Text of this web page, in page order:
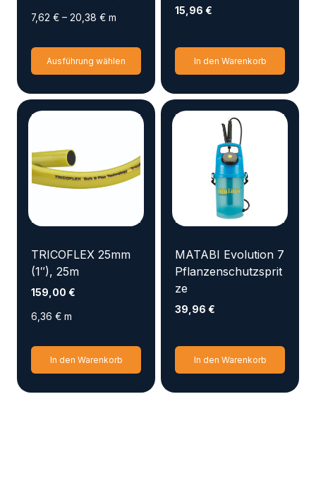
7,62 € – 20,38 € m
Ausführung wählen
Dieses
Produkt
weist
mehrere
Varianten
auf
Produktseite
gewählt
werden
15,96 €
In den Warenkorb
TRICOFLEX 25mm
(1″), 25m
159,00 €
6,36 € m
In den Warenkorb
MATABI Evolution 7
Pflanzenschutzsprit
ze
39,96 €
In den Warenkorb